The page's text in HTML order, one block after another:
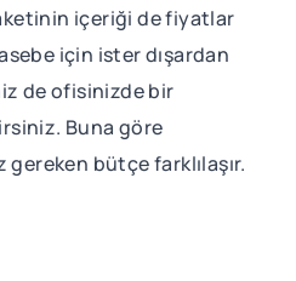
içeriği de fiyatlar
için ister dışardan
de ofisinizde bir
Buna göre
gereken bütçe farklılaşır.